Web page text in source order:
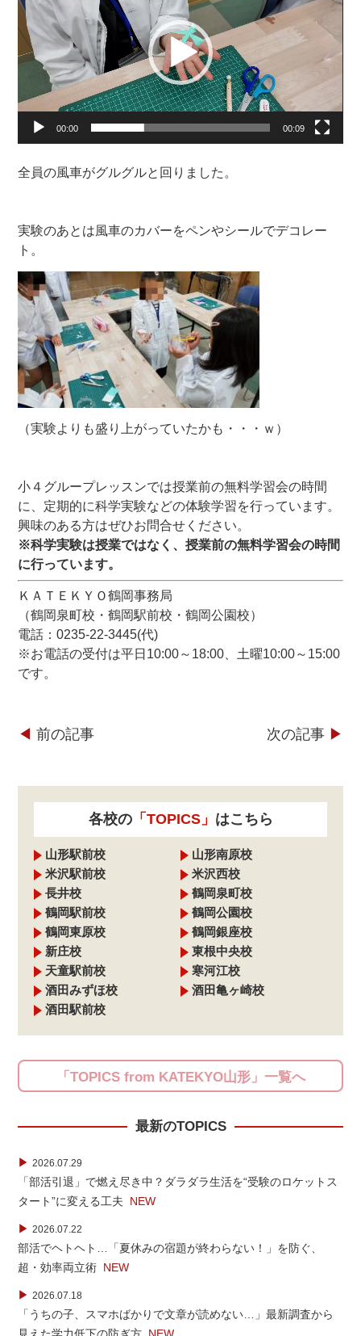
プ
レ
ー
ヤ
00:00 00:09
全員の風車がグルグルと回りました。
実験のあとは風車のカバーをペンやシールでデコレー
ト。
（実験よりも盛り上がっていたかも・・・ｗ）
小４グループレッスンでは授業前の無料学習会の時間
に、定期的に科学実験などの体験学習を行っています。
興味のある方はぜひお問合せください。
※科学実験は授業ではなく、授業前の無料学習会の時間
に行っています。
ＫＡＴＥＫＹＯ鶴岡事務局
（鶴岡泉町校・鶴岡駅前校・鶴岡公園校）
電話：0235-22-3445(代)
※お電話の受付は平日10:00～18:00、土曜10:00～15:00
です。
◀︎ 前の記事 次の記事 ▶︎
各校の「TOPICS」 はこちら
山形駅前校
山形南原校
米沢駅前校
米沢西校
長井校
鶴岡泉町校
鶴岡駅前校
鶴岡公園校
鶴岡東原校
鶴岡銀座校
新庄校
東根中央校
天童駅前校
寒河江校
酒田みずほ校
酒田亀ヶ崎校
酒田駅前校
「TOPICS from KATEKYO山形」一覧へ
最新のTOPICS
▶ 2026.07.29
「部活引退」で燃え尽き中？ダラダラ生活を“受験のロケットス
タート”に変える工夫 NEW
▶ 2026.07.22
部活でヘトヘト…「夏休みの宿題が終わらない！」を防ぐ、
超・効率両立術 NEW
▶ 2026.07.18
「うちの子、スマホばかりで文章が読めない…」最新調査から